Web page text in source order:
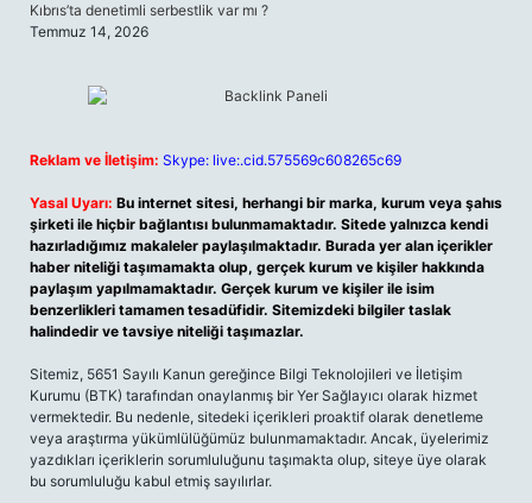
Kıbrıs’ta denetimli serbestlik var mı ?
Temmuz 14, 2026
Reklam ve İletişim: Skype: live:.cid.575569c608265c69
Yasal Uyarı: Bu internet sitesi, herhangi bir marka, kurum veya şahıs
şirketi ile hiçbir bağlantısı bulunmamaktadır. Sitede yalnızca kendi
hazırladığımız makaleler paylaşılmaktadır. Burada yer alan içerikler
haber niteliği taşımamakta olup, gerçek kurum ve kişiler hakkında
paylaşım yapılmamaktadır. Gerçek kurum ve kişiler ile isim
benzerlikleri tamamen tesadüfidir. Sitemizdeki bilgiler taslak
halindedir ve tavsiye niteliği taşımazlar.
Sitemiz, 5651 Sayılı Kanun gereğince Bilgi Teknolojileri ve İletişim
Kurumu (BTK) tarafından onaylanmış bir Yer Sağlayıcı olarak hizmet
vermektedir. Bu nedenle, sitedeki içerikleri proaktif olarak denetleme
veya araştırma yükümlülüğümüz bulunmamaktadır. Ancak, üyelerimiz
yazdıkları içeriklerin sorumluluğunu taşımakta olup, siteye üye olarak
bu sorumluluğu kabul etmiş sayılırlar.